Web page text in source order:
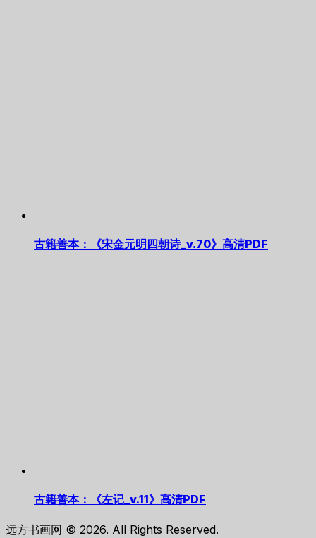
古籍善本：《宋金元明四朝诗_v.70》高清PDF
古籍善本：《左记_v.11》高清PDF
远方书画网 © 2026. All Rights Reserved.